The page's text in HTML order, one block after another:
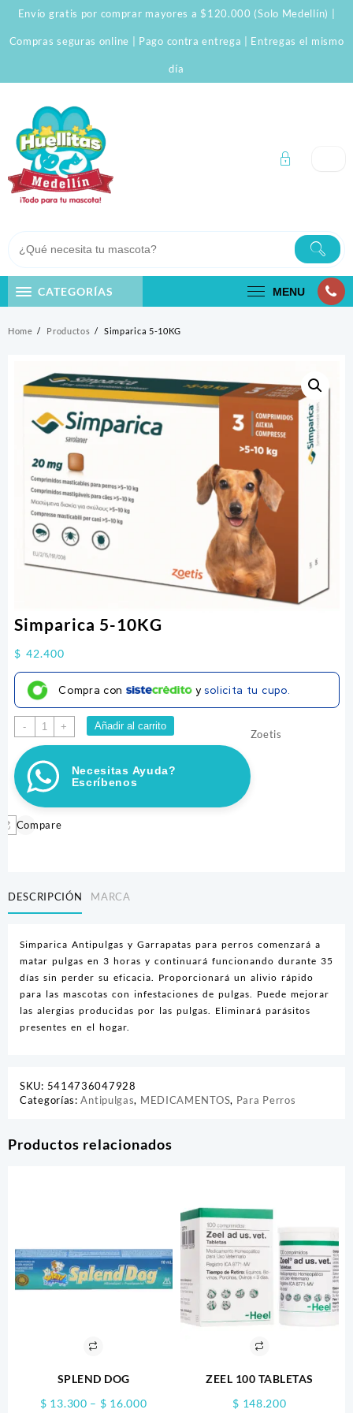
Skip
content
Envío gratis por comprar mayores a $120.000 (Solo Medellín) |
Compras seguras online | Pago contra entrega | Entregas el mismo
día
CATEGORÍAS MENU
Home Productos Simparica 5-10KG
Simparica 5-10KG
$ 42.400
Compra con y solicita tu cupo.
-
Simparica
5-
10KG
cantidad
+ Añadir al carrito
Necesitas Ayuda?
Escríbenos
Compare
Zoetis
DESCRIPCIÓN MARCA
Simparica Antipulgas y Garrapatas para perros comenzará a
matar pulgas en 3 horas y continuará funcionando durante 35
días sin perder su eficacia. Proporcionará un alivio rápido
para las mascotas con infestaciones de pulgas. Puede mejorar
las alergias producidas por las pulgas. Eliminará parásitos
presentes en el hogar.
SKU: 5414736047928
Categorías:Antipulgas, MEDICAMENTOS, Para Perros
Productos relacionados
SPLEND DOG
$ 13.300 – $ 16.000Price
ZEEL 100 TABLETAS
$ 148.200